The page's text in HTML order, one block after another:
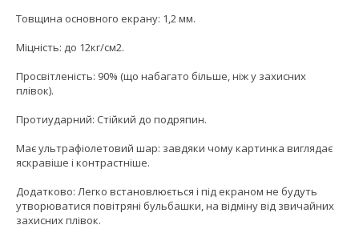
Товщина основного екрану: 1,2 мм.
Міцність: до 12кг/см2.
Просвітленість: 90% (що набагато більше, ніж у захисних
плівок).
Протиударний: Стійкий до подряпин.
Має ультрафіолетовий шар: завдяки чому картинка виглядає
яскравіше і контрастніше.
Додатково: Легко встановлюється і під екраном не будуть
утворюватися повітряні бульбашки, на відміну від звичайних
захисних плівок.